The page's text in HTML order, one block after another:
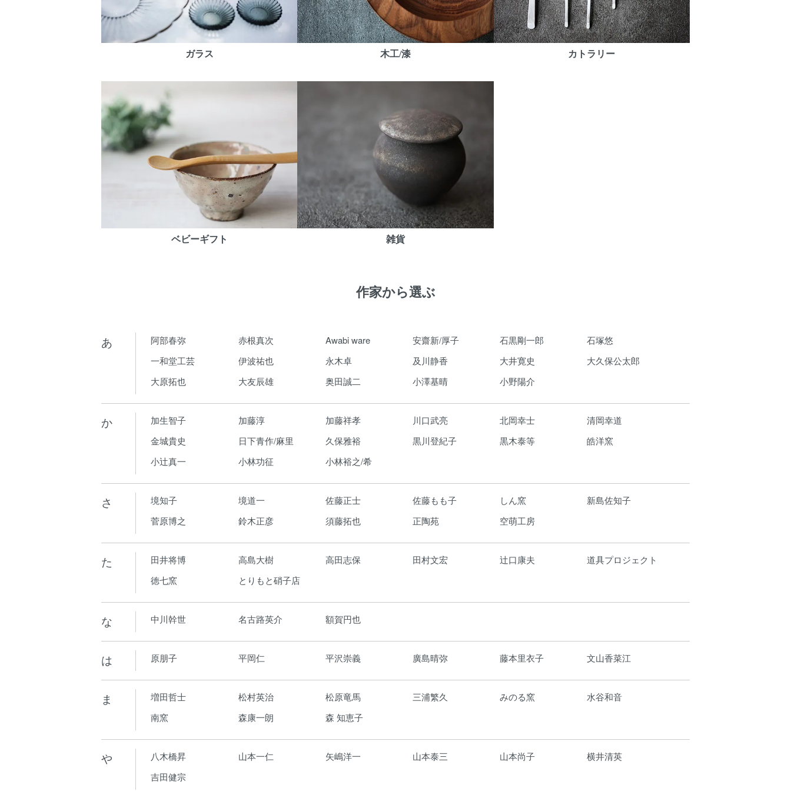
ガラス 木工/漆 カトラリー
ベビーギフト 雑貨
作家から選ぶ
あ 阿部春弥 赤根真次 Awabi ware 安齋新/厚子 石黒剛一郎
石塚悠
一和堂工芸
伊波祐也 永木卓 及川静香 大井寛史
大久保公太郎
大原拓也
大友辰雄 奥田誠二 小澤基晴 小野陽介
か 加生智子 加藤淳 加藤祥孝 川口武亮 北岡幸士
清岡幸道
金城貴史
日下青作/麻里 久保雅裕 黒川登紀子 黒木泰等
皓洋窯
小辻真一
小林功征 小林裕之/希
さ 境知子 境道一 佐藤正士 佐藤もも子 しん窯
新島佐知子
菅原博之
鈴木正彦 須藤拓也 正陶苑 空萌工房
た 田井将博 高島大樹 高田志保 田村文宏 辻口康夫
道具プロジェクト
徳七窯
とりもと硝子店
な 中川幹世 名古路英介 額賀円也
は 原朋子 平岡仁 平沢崇義 廣島晴弥 藤本里衣子 文山香菜江
ま 増田哲士 松村英治 松原竜馬 三浦繁久 みのる窯
水谷和音
南窯
森康一朗 森 知恵子
や 八木橋昇 山本一仁 矢嶋洋一 山本泰三 山本尚子
横井清英
吉田健宗